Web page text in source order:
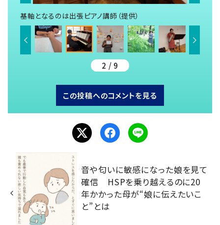
基軸となるのは出張ピアノ講師（提供）
2 / 9
この投稿へのコメントを見る
音や匂いに敏感になった娘を見て
確信 HSPを乗り越えるのに20
年かかった母が“娘に伝えたいこ
と”とは